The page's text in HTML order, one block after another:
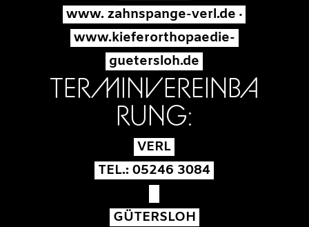
www. zahnspange-verl.de ·
www.kieferorthopaedie-
guetersloh.de
TERMINVEREINBA
RUNG:
VERL
TEL.: 05246 3084
GÜTERSLOH